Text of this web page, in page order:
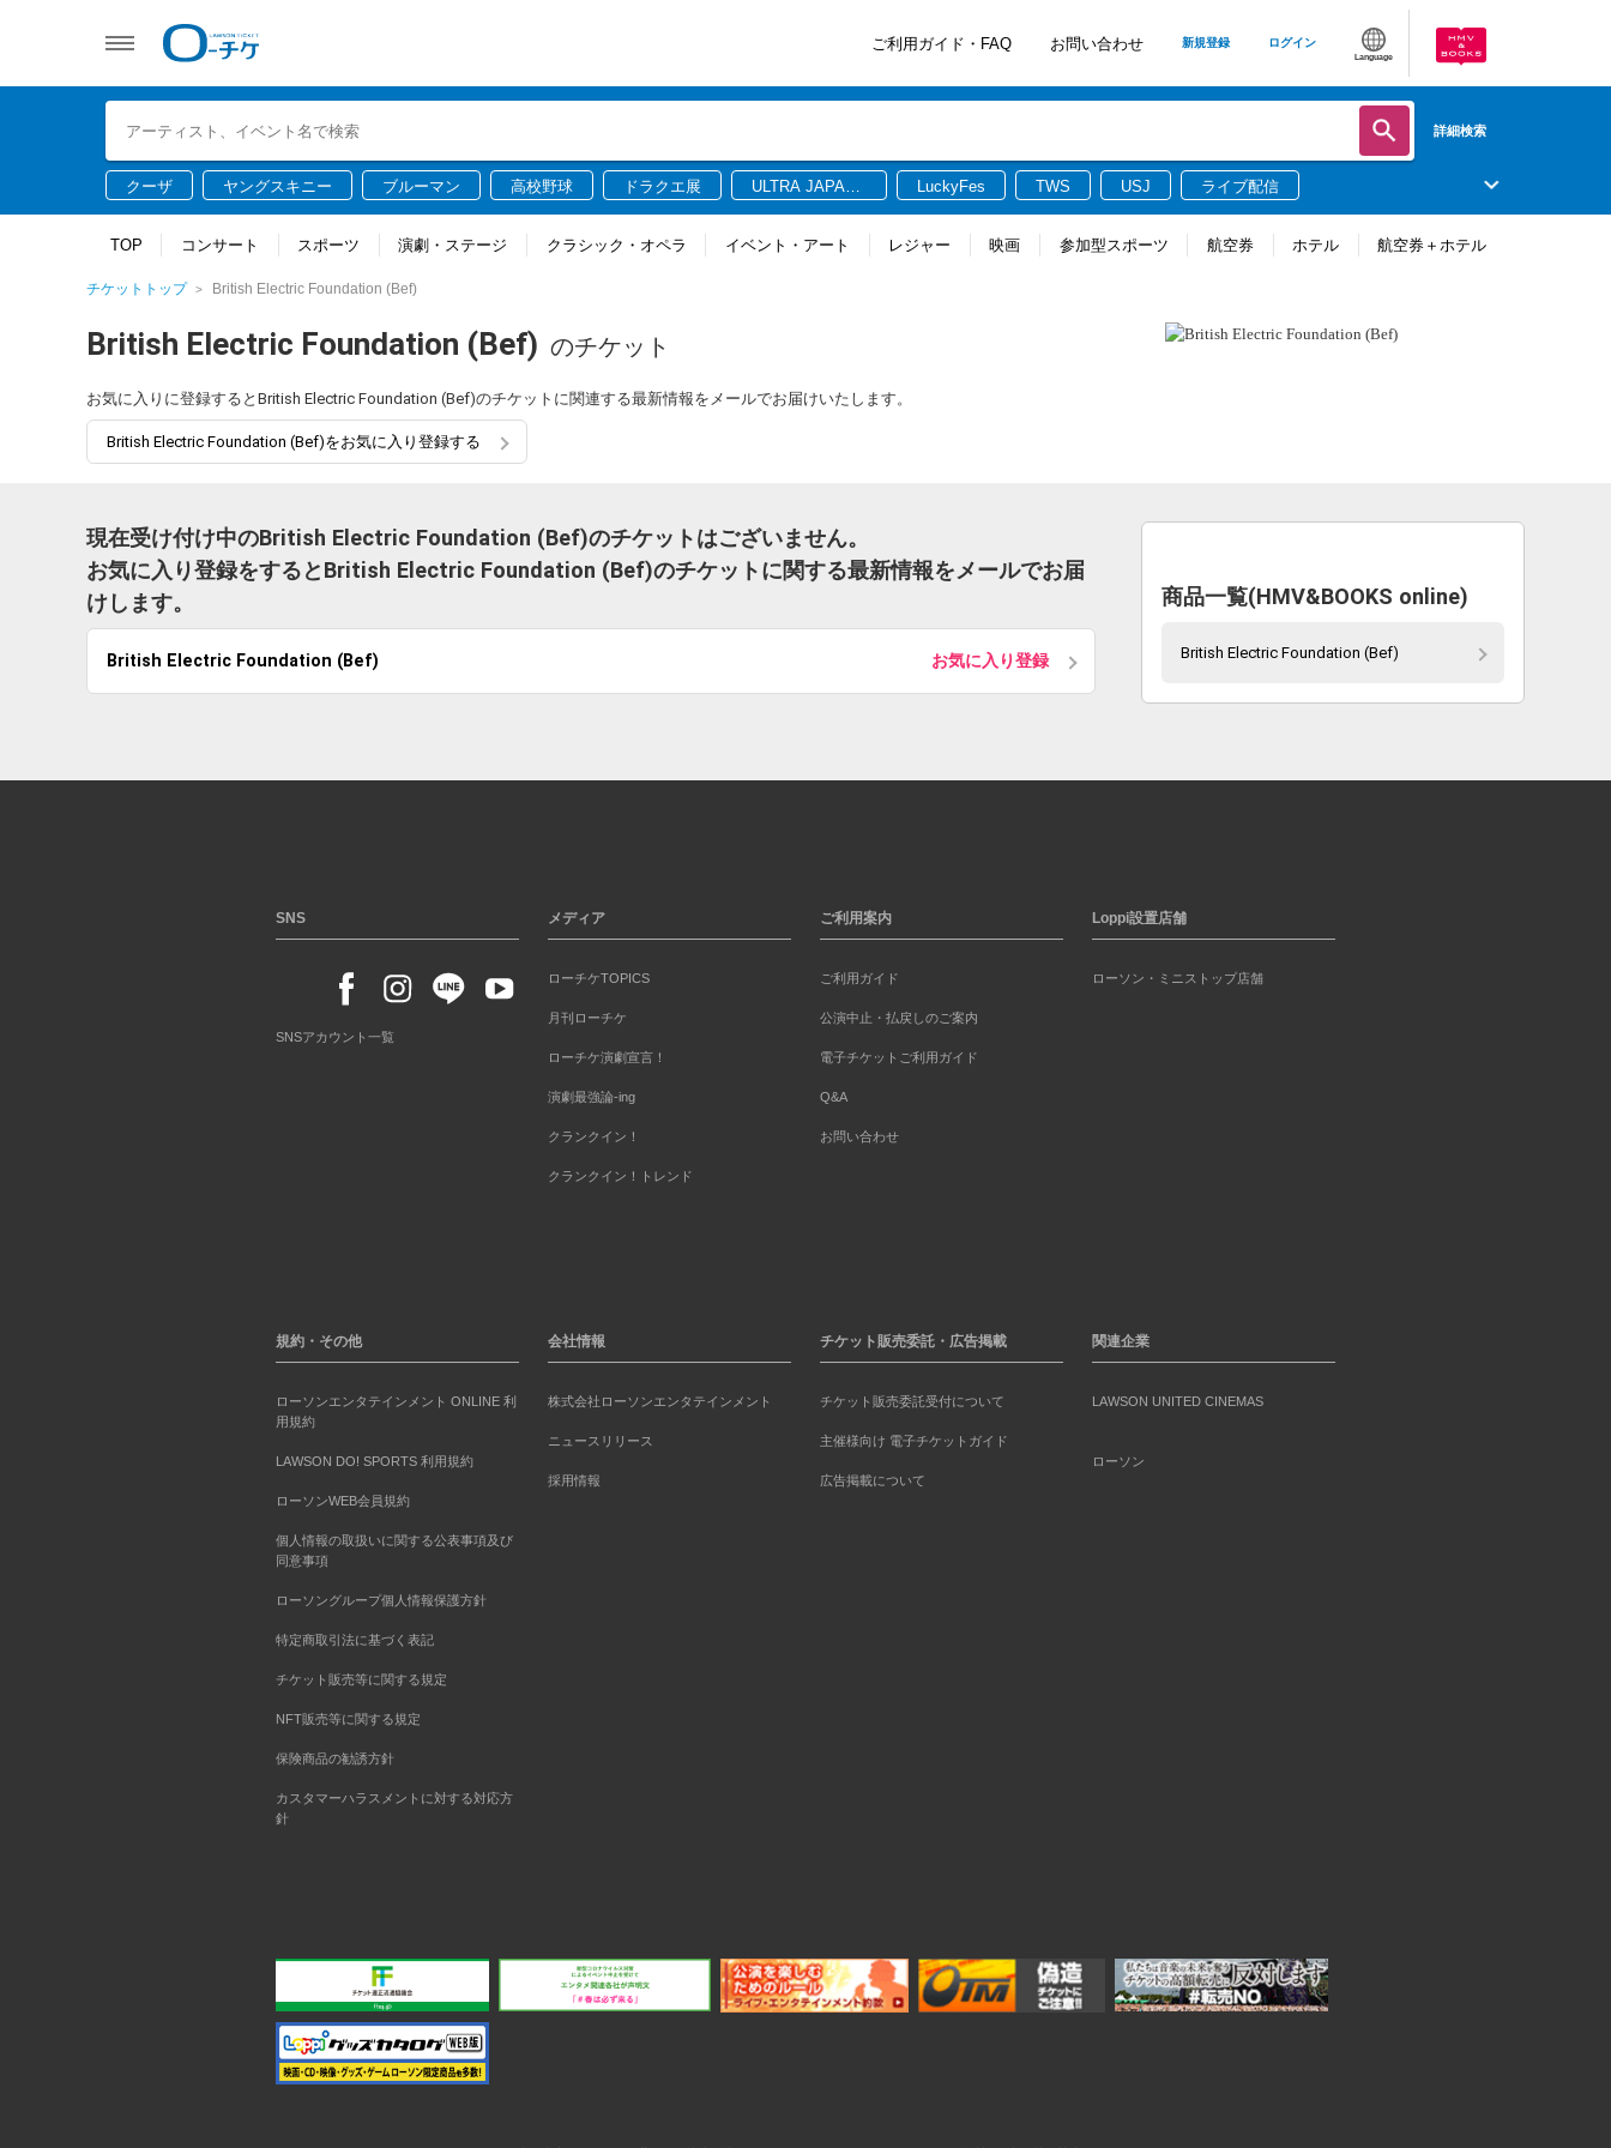
ご利用ガイド・FAQ お問い合わせ 新規登録 ログイン
Language
詳細検索
クーザ ヤングスキニー ブルーマン 高校野球 ドラクエ展
ULTRA JAPAN
LuckyFes TWS USJ ライブ配信
TOP コンサート スポーツ 演劇・ステージ クラシック・オペラ イベント・アート レジャー 映画 参加型スポーツ 航空券 ホテル 航空券＋ホテル
チケットトップ British Electric Foundation (Bef)
British Electric Foundation (Bef) のチケット
お気に入りに登録するとBritish Electric Foundation (Bef)のチケットに関連する最新情報をメールでお届けいたします。
British Electric Foundation (Bef)をお気に入り登録する
現在受け付け中のBritish Electric Foundation (Bef)のチケットはございません。
お気に入り登録をするとBritish Electric Foundation (Bef)のチケットに関する最新情報をメールでお届
けします。
British Electric Foundation (Bef) お気に入り登録
商品一覧(HMV&BOOKS online)
British Electric Foundation (Bef)
SNS
SNSアカウント一覧
メディア
ローチケTOPICS
月刊ローチケ
ローチケ演劇宣言！
演劇最強論-ing
クランクイン！
クランクイン！トレンド
ご利用案内
ご利用ガイド
公演中止・払戻しのご案内
電子チケットご利用ガイド
Q&A
お問い合わせ
Loppi設置店舗
ローソン・ミニストップ店舗
規約・その他
ローソンエンタテインメント ONLINE 利
用規約
LAWSON DO! SPORTS 利用規約
ローソンWEB会員規約
個人情報の取扱いに関する公表事項及び
同意事項
ローソングループ個人情報保護方針
特定商取引法に基づく表記
チケット販売等に関する規定
NFT販売等に関する規定
保険商品の勧誘方針
カスタマーハラスメントに対する対応方
針
会社情報
株式会社ローソンエンタテインメント
ニュースリリース
採用情報
チケット販売委託・広告掲載
チケット販売委託受付について
主催様向け 電子チケットガイド
広告掲載について
関連企業
LAWSON UNITED CINEMAS
ローソン